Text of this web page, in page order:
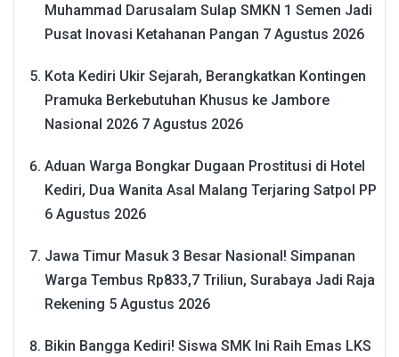
Muhammad Darusalam Sulap SMKN 1 Semen Jadi
Pusat Inovasi Ketahanan Pangan 7 Agustus 2026
Kota Kediri Ukir Sejarah, Berangkatkan Kontingen
Pramuka Berkebutuhan Khusus ke Jambore
Nasional 2026 7 Agustus 2026
Aduan Warga Bongkar Dugaan Prostitusi di Hotel
Kediri, Dua Wanita Asal Malang Terjaring Satpol PP
6 Agustus 2026
Jawa Timur Masuk 3 Besar Nasional! Simpanan
Warga Tembus Rp833,7 Triliun, Surabaya Jadi Raja
Rekening 5 Agustus 2026
Bikin Bangga Kediri! Siswa SMK Ini Raih Emas LKS